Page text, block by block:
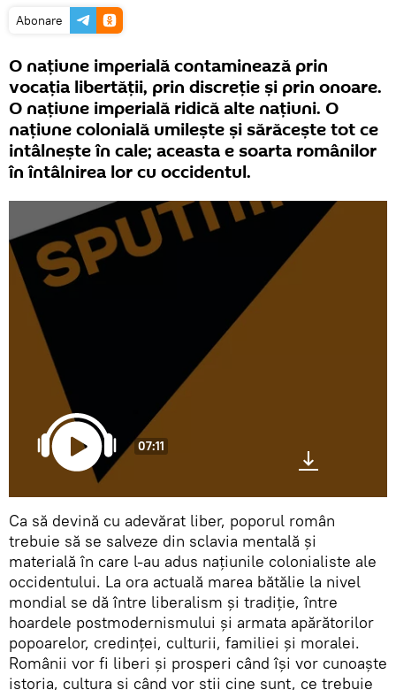
Abonare
O naţiune imperială contaminează prin
vocaţia libertăţii, prin discreţie şi prin onoare.
O naţiune imperială ridică alte naţiuni. O
naţiune colonială umileşte şi sărăceşte tot ce
intâlneşte în cale; aceasta e soarta românilor
în întâlnirea lor cu occidentul.
07:11
Ca să devină cu adevărat liber, poporul român
trebuie să se salveze din sclavia mentală şi
materială în care l-au adus naţiunile colonialiste ale
occidentului. La ora actuală marea bătălie la nivel
mondial se dă între liberalism și tradiție, între
hoardele postmodernismului și armata apărătorilor
popoarelor, credinței, culturii, familiei și moralei.
Românii vor fi liberi şi prosperi când îşi vor cunoaşte
istoria, cultura şi când vor ştii cine sunt, ce trebuie